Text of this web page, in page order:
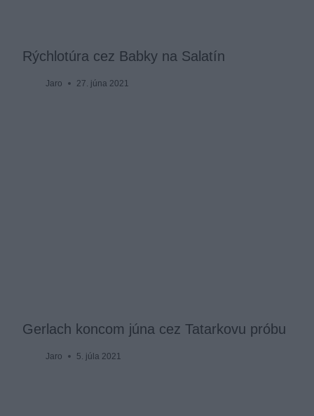
Rýchlotúra cez Babky na Salatín
Jaro 27. júna 2021
Gerlach koncom júna cez Tatarkovu próbu
Jaro 5. júla 2021